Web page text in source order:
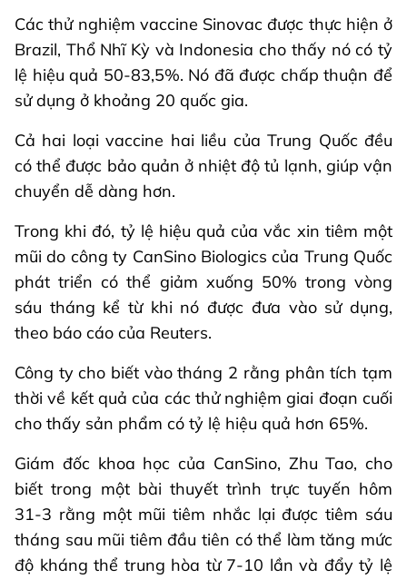
Các thử nghiệm vaccine Sinovac được thực hiện ở
Brazil, Thổ Nhĩ Kỳ và Indonesia cho thấy nó có tỷ
lệ hiệu quả 50-83,5%. Nó đã được chấp thuận để
sử dụng ở khoảng 20 quốc gia.
Cả hai loại vaccine hai liều của Trung Quốc đều
có thể được bảo quản ở nhiệt độ tủ lạnh, giúp vận
chuyển dễ dàng hơn.
Trong khi đó, tỷ lệ hiệu quả của vắc xin tiêm một
mũi do công ty CanSino Biologics của Trung Quốc
phát triển có thể giảm xuống 50% trong vòng
sáu tháng kể từ khi nó được đưa vào sử dụng,
theo báo cáo của Reuters.
Công ty cho biết vào tháng 2 rằng phân tích tạm
thời về kết quả của các thử nghiệm giai đoạn cuối
cho thấy sản phẩm có tỷ lệ hiệu quả hơn 65%.
Giám đốc khoa học của CanSino, Zhu Tao, cho
biết trong một bài thuyết trình trực tuyến hôm
31-3 rằng một mũi tiêm nhắc lại được tiêm sáu
tháng sau mũi tiêm đầu tiên có thể làm tăng mức
độ kháng thể trung hòa từ 7-10 lần và đẩy tỷ lệ